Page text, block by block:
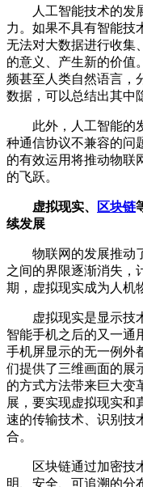
人工智能技术的发展
力。如果不具有智能技
无法对大数据进行收集
的意义、产生新的价值
频甚至人类自然语言，
数据，可以总结出其中
此外，人工智能的发
种通信协议不兼容的问
的有效运用将推动物联
的飞跃。
虚拟现实、 区块链
续发展
物联网的发展推动了
之间的界限逐渐消失，
期，虚拟现实成为人机
虚拟现实是显示技术
智能手机之后的又一通
手机屏显示的无一例外
们提供了三维画面的展
的方式方法带来巨大变
展，要实现虚拟现实和
速的传输技术、识别技
合。
区块链通过加密技术
明、安全、可追溯的分